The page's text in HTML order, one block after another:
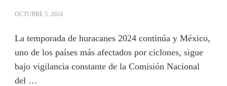
OCTUBRE 5, 2024
La temporada de huracanes 2024 continúa y México,
uno de los países más afectados por ciclones, sigue
bajo vigilancia constante de la Comisión Nacional
del …